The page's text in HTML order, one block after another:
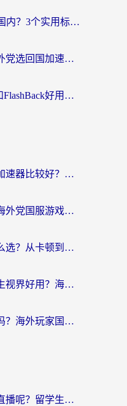
从澳门用什么VPN访问国内？3个实用标准帮你避开坑，无缝刷剧听歌
穿梭和银河哪个好？海外党选回国加速器的避坑指南，附番茄加速器实测体验
海外党必看：ChickCN和FlashBack好用吗？3招教你选对回国加速器（附云极、HomeCN、斧牛vs艾果对比）
英国玩双生视界用什么加速器比较好？海外党亲测有效的国服游戏加速方案
泰国怎么玩傲世西游？海外党国服游戏加速终极攻略（附光明大陆量子特攻实测）
国外光明大陆加速器怎么选？从卡顿到丝滑的终极指南（含德国玩走开外星人墨西哥玩俄罗斯方块技巧）
在国外什么加速器玩双生视界好用？海外党亲测不踩坑的终极指南
在国外可以打炫舞时代吗？海外玩家国服游戏加速全攻略（附实测推荐）
在国外怎么看腾讯视频直播呢？留学生亲测有效的回国加速指南